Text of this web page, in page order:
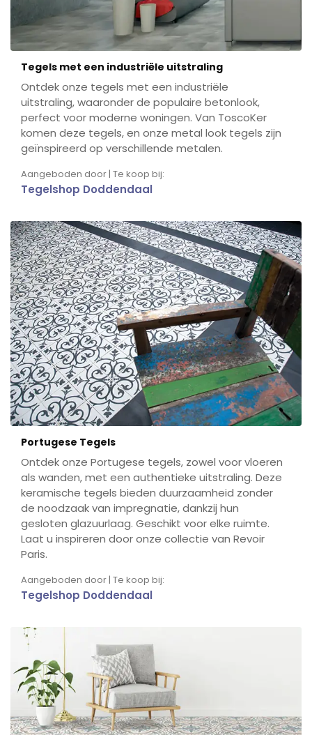
Tegels met een industriële uitstraling
Ontdek onze tegels met een industriële
uitstraling, waaronder de populaire betonlook,
perfect voor moderne woningen. Van ToscoKer
komen deze tegels, en onze metal look tegels zijn
geïnspireerd op verschillende metalen.
Aangeboden door | Te koop bij:
Tegelshop Doddendaal
Portugese Tegels
Ontdek onze Portugese tegels, zowel voor vloeren
als wanden, met een authentieke uitstraling. Deze
keramische tegels bieden duurzaamheid zonder
de noodzaak van impregnatie, dankzij hun
gesloten glazuurlaag. Geschikt voor elke ruimte.
Laat u inspireren door onze collectie van Revoir
Paris.
Aangeboden door | Te koop bij:
Tegelshop Doddendaal